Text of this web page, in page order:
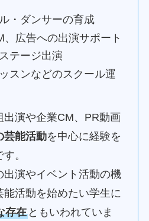
・ダンサーの育成
、広告への出演サポート
テージ出演
スンなどのスクール運
出演や企業CM、PR動画
芸能活動を中心に経験を
。
演やイベント活動の機
活動を始めたい学生に
存在 ともいわれていま